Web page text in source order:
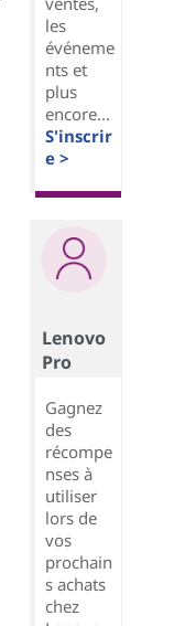
les
événeme
nts et
plus
encore...
S'inscrir
e >
Lenovo
Pro
Gagnez
des
récompe
nses à
utiliser
lors de
vos
prochain
s achats
chez